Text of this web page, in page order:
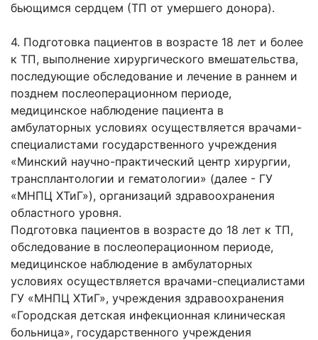
бьющимся сердцем (ТП от умершего донора).
4. Подготовка пациентов в возрасте 18 лет и более
к ТП, выполнение хирургического вмешательства,
последующие обследование и лечение в раннем и
позднем послеоперационном периоде,
медицинское наблюдение пациента в
амбулаторных условиях осуществляется врачами-
специалистами государственного учреждения
«Минский научно-практический центр хирургии,
трансплантологии и гематологии» (далее - ГУ
«МНПЦ ХТиГ»), организаций здравоохранения
областного уровня.
Подготовка пациентов в возрасте до 18 лет к ТП,
обследование в послеоперационном периоде,
медицинское наблюдение в амбулаторных
условиях осуществляется врачами-специалистами
ГУ «МНПЦ ХТиГ», учреждения здравоохранения
«Городская детская инфекционная клиническая
больница», государственного учреждения